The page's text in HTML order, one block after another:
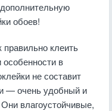
обоев!
правильно клеить
в
не составит
— очень удобный и
влагоустойчивые,